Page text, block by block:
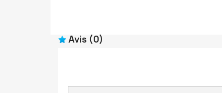
Avis (0)